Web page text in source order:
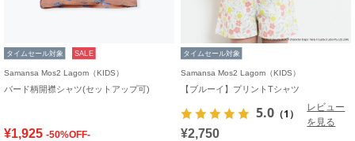
タイムセール対象 SALE
Samansa Mos2 Lagom（KIDS）
バード柄開襟シャツ(セットアップ可)
¥1,925 -50%OFF-
タイムセール対象
Samansa Mos2 Lagom（KIDS）
【ブルーイ】プリントTシャツ
5.0 （1）
レビュー
を見る
¥2,750